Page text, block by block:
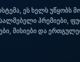
ეს ხელს უწყობს
პრემიები,
მისიები და